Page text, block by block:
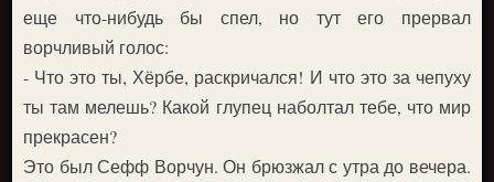
еще что-нибудь бы спел, но тут его прервал
ворчливый голос:
- Что это ты, Хёрбе, раскричался! И что это за чепуху
ты там мелешь? Какой глупец наболтал тебе, что мир
прекрасен?
Это был Сефф Ворчун. Он брюзжал с утра до вечера.